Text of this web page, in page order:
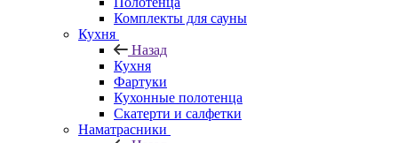
Комплекты для сауны
Кухня
Назад
Кухня
Фартуки
Кухонные полотенца
Скатерти и салфетки
Наматрасники